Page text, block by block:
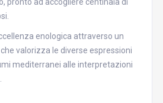
enologica attraverso un
valorizza le diverse espressioni
mediterranei alle interpretazioni